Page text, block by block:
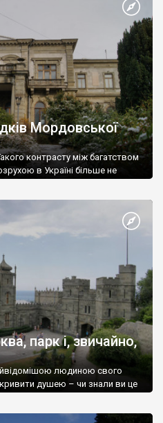
Мордовської
контрасту між багатством
в Україні більше не
парк і, звичайно,
людиною свого
душею – чи знали ви це